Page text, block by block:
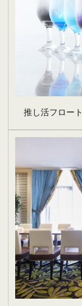
推し活フロート